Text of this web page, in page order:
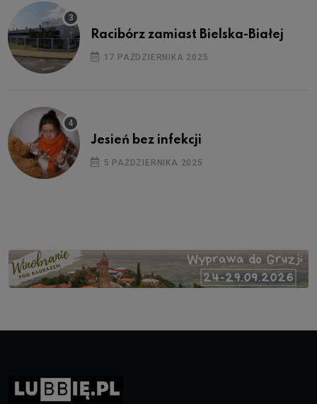
Racibórz zamiast Bielska-Białej
17 PAŹDZIERNIKA 2025
Jesień bez infekcji
5 PAŹDZIERNIKA 2025